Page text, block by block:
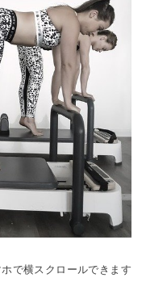
で横スクロールできます